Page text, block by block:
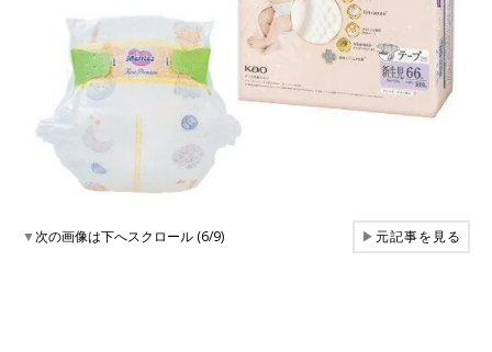
▼次の画像は下へスクロール (6/9) ▶元記事を見る